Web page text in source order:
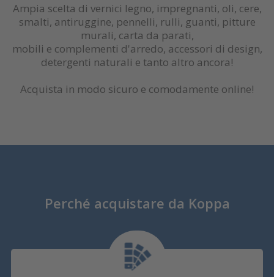
Ampia scelta di vernici legno, impregnanti, oli, cere,
smalti, antiruggine, pennelli, rulli, guanti, pitture
murali, carta da parati,
mobili e complementi d'arredo, accessori di design,
detergenti naturali e tanto altro ancora!
Acquista in modo sicuro e comodamente online!
Perché acquistare da Koppa